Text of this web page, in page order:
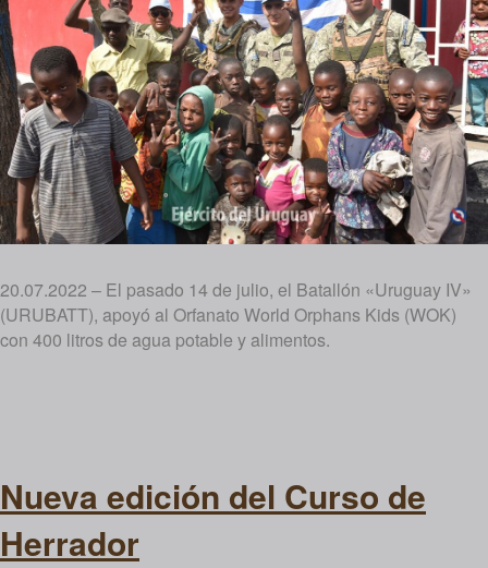
20.07.2022 – El pasado 14 de julio, el Batallón «Uruguay IV»
(URUBATT), apoyó al Orfanato World Orphans Kids (WOK)
con 400 litros de agua potable y alimentos.
Nueva edición del Curso de
Herrador